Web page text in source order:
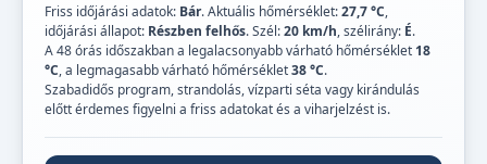
Friss időjárási adatok: Bár. Aktuális hőmérséklet:27,7 °C,
időjárási állapot: Részben felhős. Szél:20 km/h, szélirány: É.
A 48 órás időszakban a legalacsonyabb várható hőmérséklet 18
°C, a legmagasabb várható hőmérséklet38 °C.
Szabadidős program, strandolás, vízparti séta vagy kirándulás
előtt érdemes figyelni a friss adatokat és a viharjelzést is.